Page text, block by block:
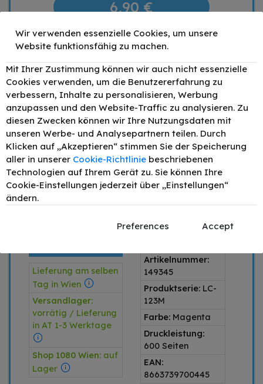
6,90 €
Mengenrabatt
Stückpreis
1
6,90 €
2
6,21 € - 10%
4 5,86 € - 15%
6 5,52 € - 20%
– +
IN DEN WARENKORB
Preis inkl. MwSt. zzgl.Versand
1 x Magenta
Lieferung am selben
Tag in Wien
Versandlager:
vorrätig / Lieferung
in AT 1-3 Werktage
Shop 1080 Wien: auf
Lager
alternativ
Artikelnummer:
149345
Produktserie: LC-
123M
Farbe: Magenta
Druckleistung:
600 Seiten
EAN:
8663739700445
Wir verwenden essenzielle Cookies, um unsere
Website funktionsfähig zu machen.
Mit Ihrer Zustimmung können wir auch nicht essenzielle
Cookies verwenden, um die Benutzererfahrung zu
verbessern, Inhalte zu personalisieren, Werbung
anzupassen und den Website-Traffic zu analysieren. Zu
diesen Zwecken können wir Ihre Nutzungsdaten mit
unseren Werbe- und Analysepartnern teilen. Durch
Klicken auf „Akzeptieren“ stimmen Sie der Speicherung
aller in unserer Cookie-Richtlinie beschriebenen
Technologien auf Ihrem Gerät zu. Sie können Ihre
Cookie-Einstellungen jederzeit über „Einstellungen“
ändern.
Preferences Accept